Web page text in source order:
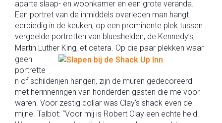
aparte slaap- en woonkamer en een grote veranda.
Een portret van de inmiddels overleden man hangt
eerbiedig in de keuken, op een prominente plek tussen
vergeelde portretten van blueshelden, de Kennedy’s,
Martin Luther King, et cetera. Op die paar plekken waar
geen
portrette
n of schilderijen hangen, zijn de muren gedecoreerd
met herinneringen van honderden gasten die me voor
waren. Voor zestig dollar was Clay’s shack even de
mijne. Talbot: “Voor mij is Robert Clay een echte held.